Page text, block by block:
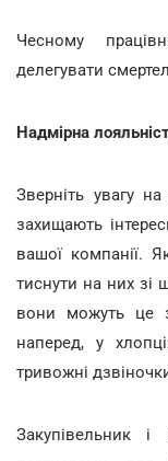
Чесному
делегувати
Надмірна
Зверніть увагу
захищають
вашої компанії.
тиснути на них зі
вони можуть це
наперед, у
тривожні
Закупівельник